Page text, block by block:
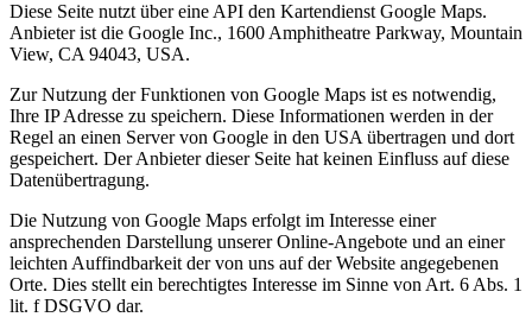
Diese Seite nutzt über eine API den Kartendienst Google Maps.
Anbieter ist die Google Inc., 1600 Amphitheatre Parkway, Mountain
View, CA 94043, USA.
Zur Nutzung der Funktionen von Google Maps ist es notwendig,
Ihre IP Adresse zu speichern. Diese Informationen werden in der
Regel an einen Server von Google in den USA übertragen und dort
gespeichert. Der Anbieter dieser Seite hat keinen Einfluss auf diese
Datenübertragung.
Die Nutzung von Google Maps erfolgt im Interesse einer
ansprechenden Darstellung unserer Online-Angebote und an einer
leichten Auffindbarkeit der von uns auf der Website angegebenen
Orte. Dies stellt ein berechtigtes Interesse im Sinne von Art. 6 Abs. 1
lit. f DSGVO dar.